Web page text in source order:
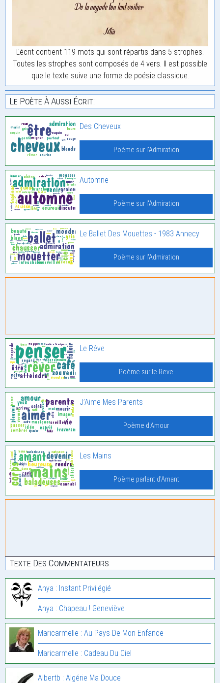
L'écrit contient 119 mots qui sont répartis dans 5 strophes.
Toutes les strophes sont composés de 4 vers. Il est possible
que le texte suive une forme de poésie classique.
Le Poète À Aussi Écrit:
Des Cheveux
Poème sur l'Admiration
Automne
Poème sur l'Admiration
Le Ballet Des Mouettes - 1983 Annecy
Poème sur l'Admiration
Le Rêve
Poème sur le Reve
J’Aime Mes Parents
Poème d'Amour
Les Mains
Poème parlant d'Amant
Texte Des Commentateurs
Anya : Instant Privilégié
Anya : Chapeau ! Geneviève
Maricarmelle : Au Pays De Mon Enfance
Maricarmelle : Cadeau Du Ciel
Albertb : Algérie Ma Douce